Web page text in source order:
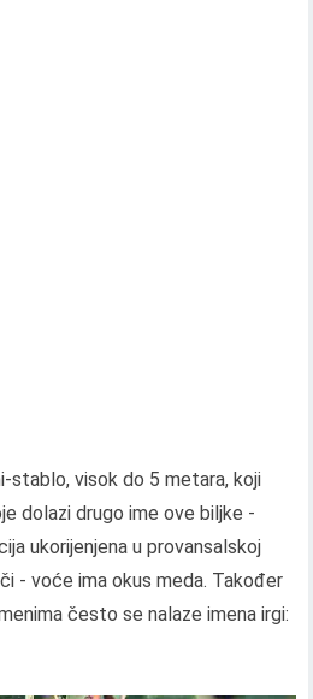
stablo, visok do 5 metara, koji
dolazi drugo ime ove biljke -
ukorijenjena u provansalskoj
- voće ima okus meda. Također
često se nalaze imena irgi: